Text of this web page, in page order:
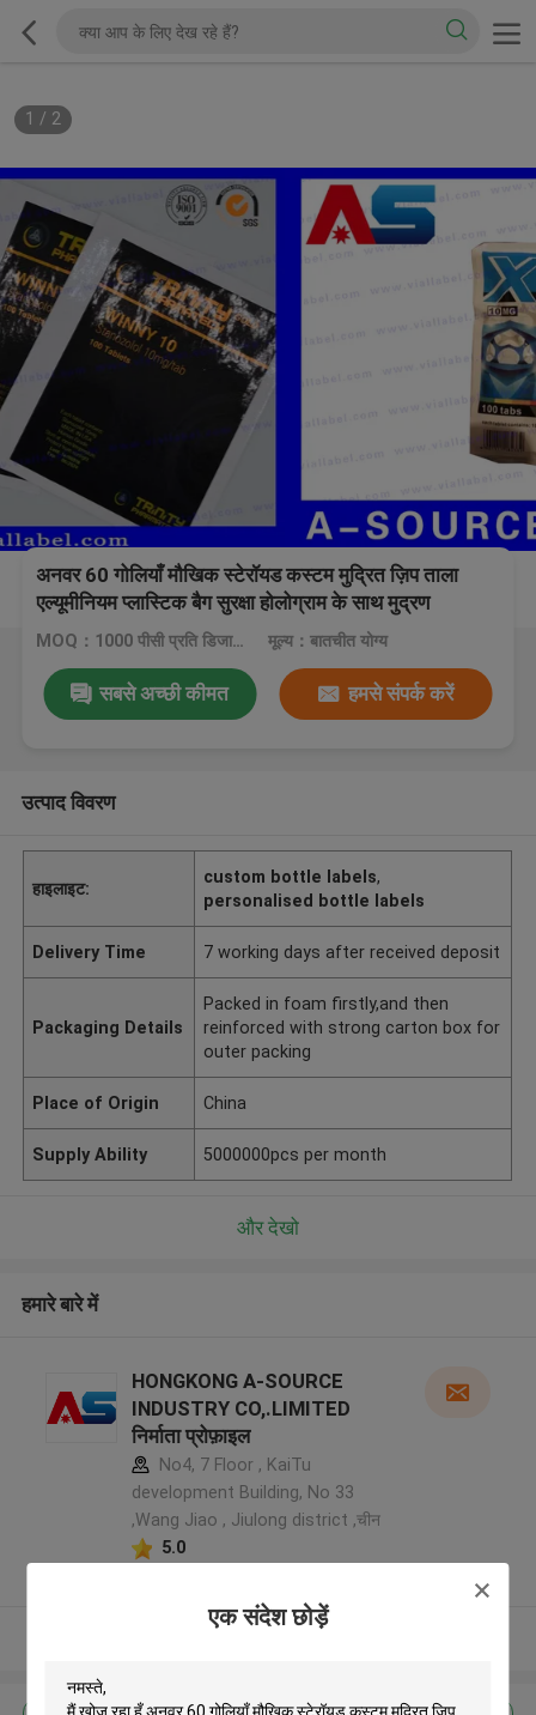
एक संदेश छोड़ें
1 / 2
अनवर 60 गोलियाँ मौखिक स्टेरॉयड कस्टम मुद्रित ज़िप ताला
एल्यूमीनियम प्लास्टिक बैग सुरक्षा होलोग्राम के साथ मुद्रण
MOQ：1000 पीसी प्रति डिजाइन मूल्य：बातचीत योग्य
सबसे अच्छी कीमत हमसे संपर्क करें
उत्पाद विवरण
हाइलाइट:
custom bottle labels,
personalised bottle labels
Delivery Time 7 working days after received deposit
Packaging Details
Packed in foam firstly,and then
reinforced with strong carton box for
outer packing
Place of Origin China
Supply Ability 5000000pcs per month
और देखो
हमारे बारे में
HONGKONG A-SOURCE
INDUSTRY CO,.LIMITED
निर्माता प्रोफ़ाइल
No4, 7 Floor , KaiTu
development Building, No 33
,Wang Jiao , Jiulong district ,चीन
5.0